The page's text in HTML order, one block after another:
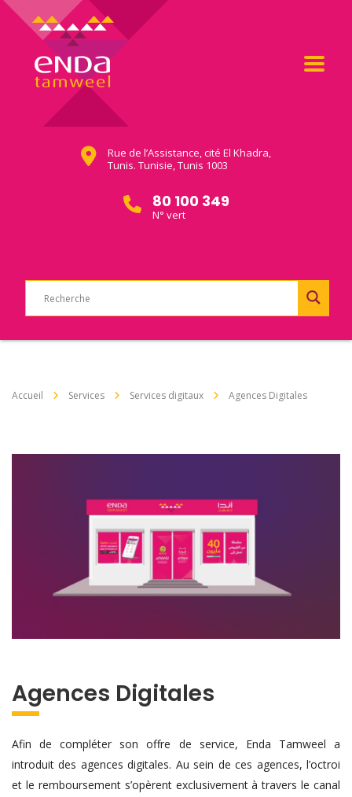
Rue de l’Assistance, cité El Khadra,
Tunis. Tunisie, Tunis 1003
80 100 349
N° vert
Accueil Services Services digitaux Agences Digitales
Agences Digitales
Afin de compléter son offre de service, Enda Tamweel a
introduit des agences digitales. Au sein de ces agences, l’octroi
et le remboursement s’opèrent exclusivement à travers le canal